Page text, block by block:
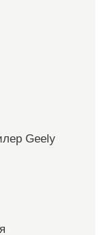
Geely